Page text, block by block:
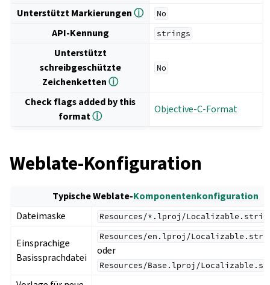
Unterstützt Markierungenⓘ No
API-Kennung strings
Unterstützt
schreibgeschützte
Zeichenkettenⓘ
No
Check flags added by this
formatⓘ
Objective-C-Format
Weblate-Konfiguration
Typische Weblate-Komponentenkonfiguration
Dateimaske
Resources/*.lproj/
Einsprachige
Basissprachdatei
Resources/en.lproj/
oder
Resources/Base.lproj/